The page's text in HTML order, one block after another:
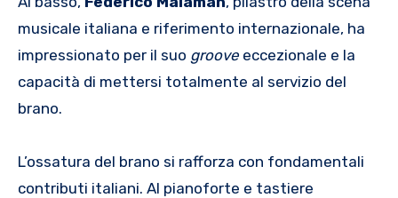
musicale italiana e riferimento internazionale, ha
impressionato per il suo groove eccezionale e la
capacità di mettersi totalmente al servizio del
brano.
L’ossatura del brano si rafforza con fondamentali
contributi italiani. Al pianoforte e tastiere